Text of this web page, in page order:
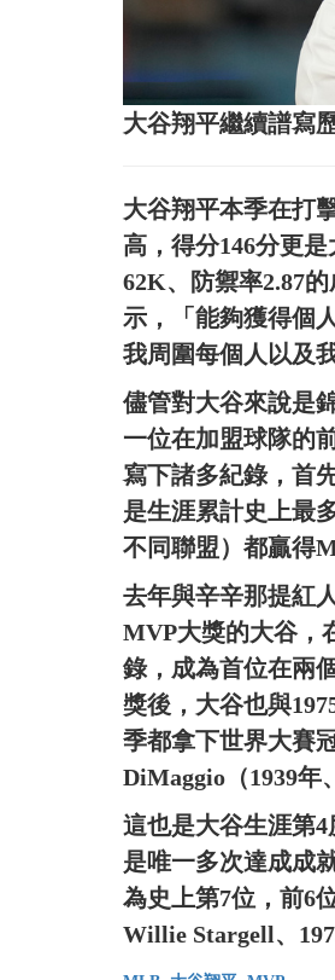
大谷翔平繼續譜寫
大谷翔平本季在打
高，得分146分更
62K、防禦率2.87
示，「能夠獲得個
我周圍每個人以及
儘管對大谷來說是
一位在加盟球隊的
寫下諸多紀錄，首
是生涯累計史上最
不同聯盟）都贏得
去年與辛辛那提紅
MVP大獎的大谷，
錄，成為首位在兩
獎後，大谷也與
季都拿下世界大賽
DiMaggio（1939年
這也是大谷生涯第
是唯一多次達成成
為史上第7位，前6
Willie Stargell、